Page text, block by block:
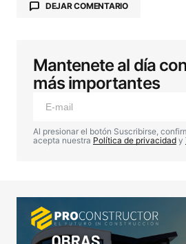
DEJAR COMENTARIO
Tu dirección de correo
publicada. Los campos
marcados con *
Comentario*
Your Name*
Mantenete al día
más importantes
Al presionar el botón Suscribirse,
acepta nuestra Política de privacidad y